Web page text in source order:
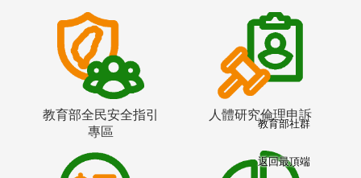
教育部全民安全指引
專區
人體研究倫理申訴
教育部社群
返回最頂端